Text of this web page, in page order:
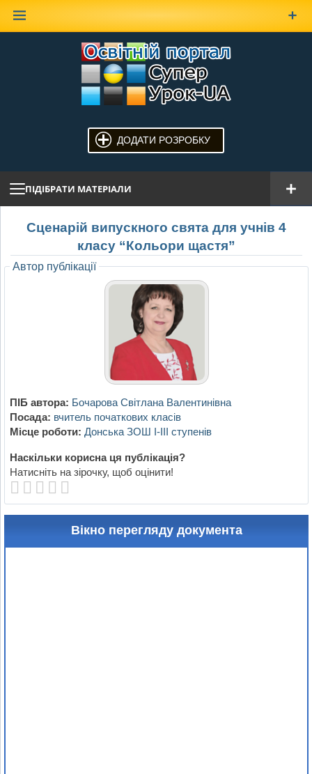
ДОДАТИ РОЗРОБКУ
ПІДІБРАТИ МАТЕРІАЛИ
Сценарій випускного свята для учнів 4
класу “Кольори щастя”
Автор публікації
ПІБ автора: Бочарова Світлана Валентинівна
Посада: вчитель початкових класів
Місце роботи: Донська ЗОШ І-ІІІ ступенів
Наскільки корисна ця публікація?
Натисніть на зірочку, щоб оцінити!
Вікно перегляду документа